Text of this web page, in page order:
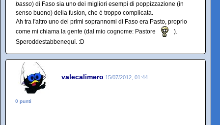
basso) di Faso sia uno dei migliori esempi di poppizzazione (in
senso buono) della fusion, che è troppo complicata.
Ah tra l'altro uno dei primi soprannomi di Faso era Pasto, proprio
come mi chiama la gente (dal mio cognome: Pastore
).
Speroddestabbenequì. :D
valecalimero 15/07/2012, 01:44
0 punti